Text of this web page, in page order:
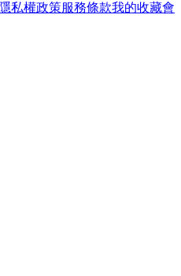
隱私權政策服務條款我的收藏會